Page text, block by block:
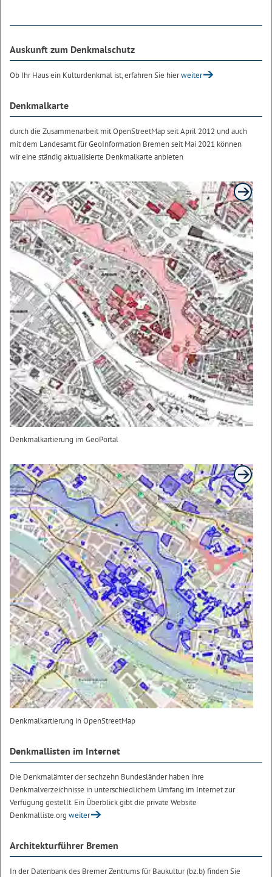
Auskunft zum Denkmalschutz
Ob Ihr Haus ein Kulturdenkmal ist, erfahren Sie hierweiter
Denkmalkarte
durch die Zusammenarbeit mit OpenStreetMap seit April 2012 und auch
mit dem Landesamt für GeoInformation Bremen seit Mai 2021 können
wir eine ständig aktualisierte Denkmalkarte anbieten
Denkmalkartierung im GeoPortal
Denkmalkartierung in OpenStreetMap
Denkmallisten im Internet
Die Denkmalämter der sechzehn Bundesländer haben ihre
Denkmalverzeichnisse in unterschiedlichem Umfang im Internet zur
Verfügung gestellt. Ein Überblick gibt die private Website
Denkmalliste.org weiter
Architekturführer Bremen
In der Datenbank des Bremer Zentrums für Baukultur (bz.b) finden Sie